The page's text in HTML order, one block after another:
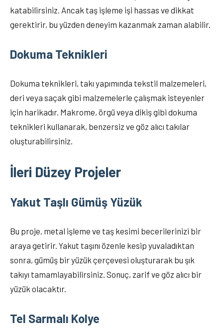
katabilirsiniz. Ancak taş işleme işi hassas ve dikkat
gerektirir, bu yüzden deneyim kazanmak zaman alabilir.
Dokuma Teknikleri
Dokuma teknikleri, takı yapımında tekstil malzemeleri,
deri veya saçak gibi malzemelerle çalışmak isteyenler
için harikadır. Makrome, örgü veya dikiş gibi dokuma
teknikleri kullanarak, benzersiz ve göz alıcı takılar
oluşturabilirsiniz.
İleri Düzey Projeler
Yakut Taşlı Gümüş Yüzük
Bu proje, metal işleme ve taş kesimi becerilerinizi bir
araya getirir. Yakut taşını özenle kesip yuvaladıktan
sonra, gümüş bir yüzük çerçevesi oluşturarak bu şık
takıyı tamamlayabilirsiniz. Sonuç, zarif ve göz alıcı bir
yüzük olacaktır.
Tel Sarmalı Kolye